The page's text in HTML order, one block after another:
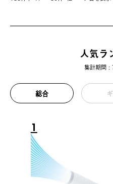
人気ラ
集計期間
総合
1